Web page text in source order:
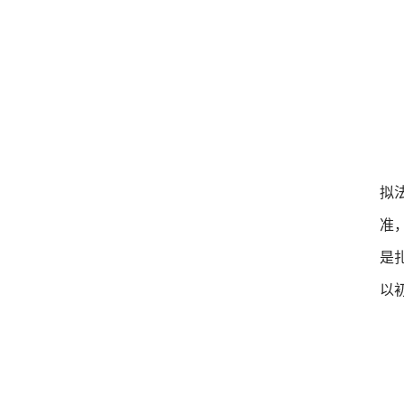
拟
准
是
以